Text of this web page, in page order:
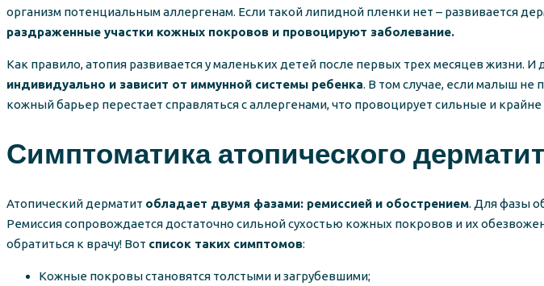
организм потенциальным аллергенам. Если такой липидной пленки нет – развивается
раздраженные участки кожных покровов и провоцируют заболевание.
Как правило, атопия развивается у маленьких детей после первых трех месяцев жизни.
индивидуально и зависит от иммунной системы ребенка. В том случае, если малыш не
кожный барьер перестает справляться с аллергенами, что провоцирует сильные и
Симптоматика атопического
Атопический дерматит обладает двумя фазами: ремиссией и обострением. Для фазы
Ремиссия сопровождается достаточно сильной сухостью кожных покровов и их
обратиться к врачу! Вот список таких симптомов:
Кожные покровы становятся толстыми и загрубевшими;